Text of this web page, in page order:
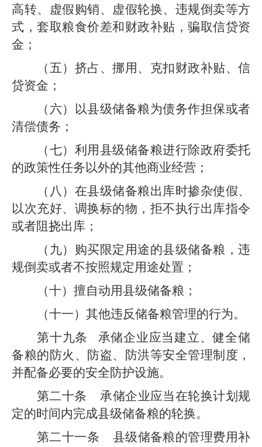
高转、虚假购销、虚假轮换、违规倒卖等方
式，套取粮食价差和财政补贴，骗取信贷资
金；
（五） 挤占、挪用、克扣财政补贴、信
贷资金；
（六）
以县级储备粮为债务作担保或者
清偿债务；
（七）利用县级储备粮进行除政府委托
的政策性任务以外的其他商业经营；
（八） 在县级储备粮出库时掺杂使假、
以次充好、调换标的物，拒不执行出库指令
或者阻挠出库；
（九）购买限定用途的县级储备粮，违
规倒卖或者不按照规定用途处置；
（十）擅自动用县级储备粮；
（十一）其他违反储备粮管理的行为。
第十九条
承储企业应当建立、健全储
备粮的防火、防盗、防洪等安全管理制度，
并配备必要的安全防护设施。
第二十条
承储企业应当在轮换计划规
定的时间内完成县级储备粮的轮换。
第二十一条
县级储备粮的管理费用补